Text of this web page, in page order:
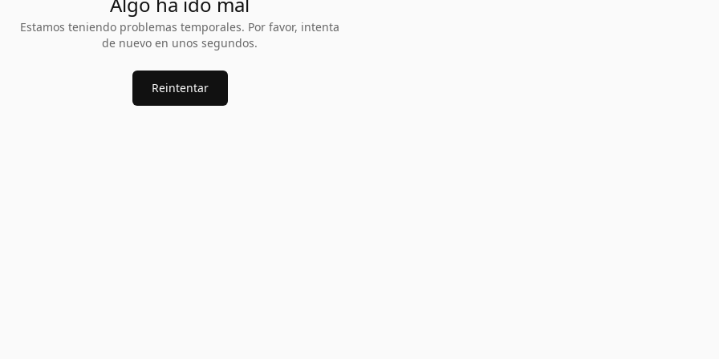
Estamos teniendo problemas temporales. Por favor, intenta
de nuevo en unos segundos.
Reintentar